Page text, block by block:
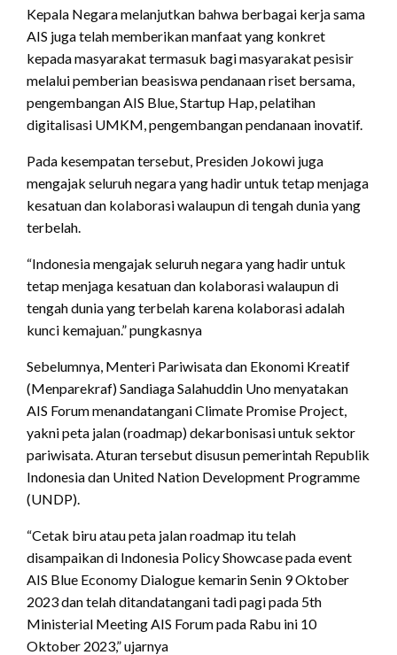
Kepala Negara melanjutkan bahwa berbagai kerja sama
AIS juga telah memberikan manfaat yang konkret
kepada masyarakat termasuk bagi masyarakat pesisir
melalui pemberian beasiswa pendanaan riset bersama,
pengembangan AIS Blue, Startup Hap, pelatihan
digitalisasi UMKM, pengembangan pendanaan inovatif.
Pada kesempatan tersebut, Presiden Jokowi juga
mengajak seluruh negara yang hadir untuk tetap menjaga
kesatuan dan kolaborasi walaupun di tengah dunia yang
terbelah.
“Indonesia mengajak seluruh negara yang hadir untuk
tetap menjaga kesatuan dan kolaborasi walaupun di
tengah dunia yang terbelah karena kolaborasi adalah
kunci kemajuan.” pungkasnya
Sebelumnya, Menteri Pariwisata dan Ekonomi Kreatif
(Menparekraf) Sandiaga Salahuddin Uno menyatakan
AIS Forum menandatangani Climate Promise Project,
yakni peta jalan (roadmap) dekarbonisasi untuk sektor
pariwisata. Aturan tersebut disusun pemerintah Republik
Indonesia dan United Nation Development Programme
(UNDP).
“Cetak biru atau peta jalan roadmap itu telah
disampaikan di Indonesia Policy Showcase pada event
AIS Blue Economy Dialogue kemarin Senin 9 Oktober
2023 dan telah ditandatangani tadi pagi pada 5th
Ministerial Meeting AIS Forum pada Rabu ini 10
Oktober 2023,” ujarnya